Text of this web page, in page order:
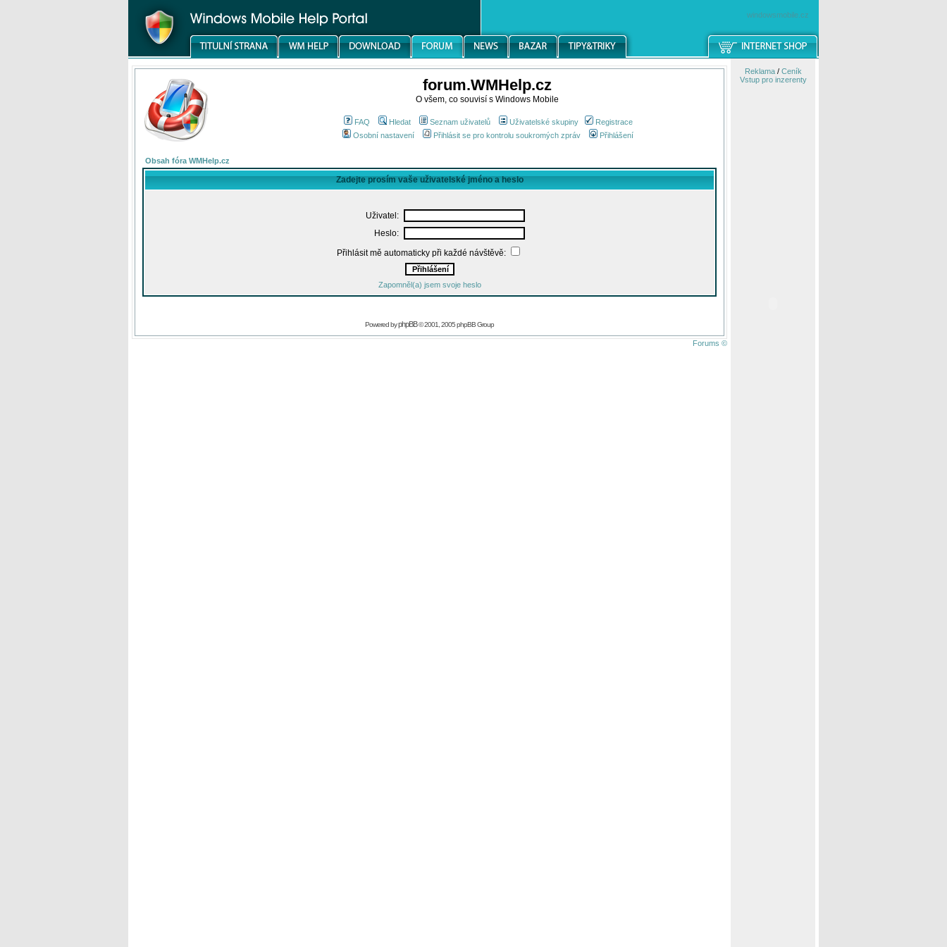
windowsmobile.cz
forum.WMHelp.cz
O všem, co souvisí s Windows Mobile
FAQ Hledat Seznam uživatelů Uživatelské skupiny
Registrace
Osobní nastavení
Přihlásit se pro kontrolu soukromých zpráv Přihlášení
Obsah fóra WMHelp.cz
Zadejte prosím vaše uživatelské jméno a heslo
Uživatel:
Heslo:
Přihlásit mě automaticky při každé návštěvě:
Zapomněl(a) jsem svoje heslo
Powered byphpBB© 2001, 2005 phpBB Group
Forums ©
Reklama/ Ceník
Vstup pro inzerenty